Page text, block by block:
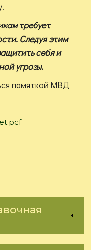
требует
Следуя этим
себя и
угрозы.
памяткой МВД